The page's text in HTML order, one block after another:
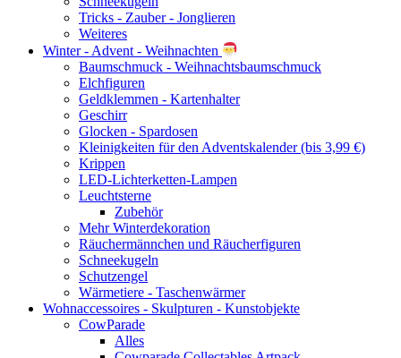
Tricks - Zauber - Jonglieren
Weiteres
Winter - Advent - Weihnachten
Baumschmuck - Weihnachtsbaumschmuck
Elchfiguren
Geldklemmen - Kartenhalter
Geschirr
Glocken - Spardosen
Kleinigkeiten für den Adventskalender (bis 3,99 €)
Krippen
LED-Lichterketten-Lampen
Leuchtsterne
Zubehör
Mehr Winterdekoration
Räuchermännchen und Räucherfiguren
Schneekugeln
Schutzengel
Wärmetiere - Taschenwärmer
Wohnaccessoires - Skulpturen - Kunstobjekte
CowParade
Alles